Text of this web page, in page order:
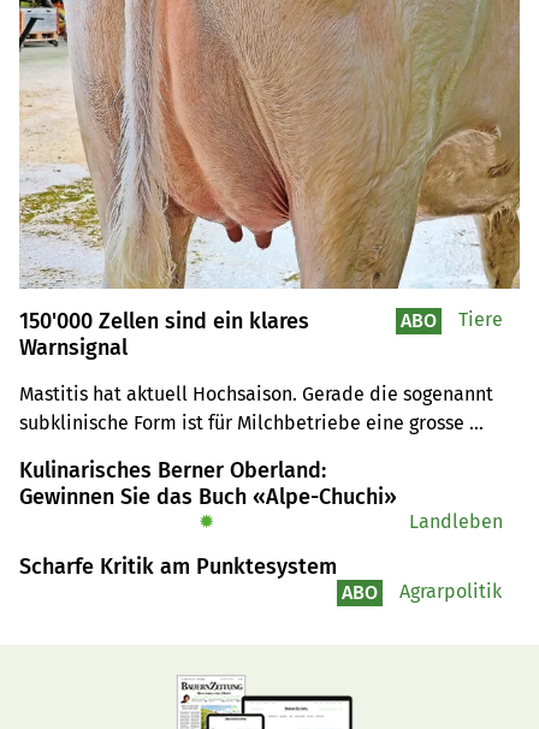
150'000 Zellen sind ein klares
Warnsignal
Mastitis hat aktuell Hochsaison. Gerade die sogenannt
subklinische Form ist für Milchbetriebe eine grosse
Auskunft über die «unsichtbare» Form der
Euterentzündung.
ABO Tiere
Kulinarisches Berner Oberland:
Gewinnen Sie das Buch «Alpe-Chuchi»
✹ Landleben
Scharfe Kritik am Punktesystem
ABO Agrarpolitik